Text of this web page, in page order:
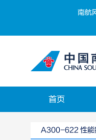
南航
首页
A300-622 性能